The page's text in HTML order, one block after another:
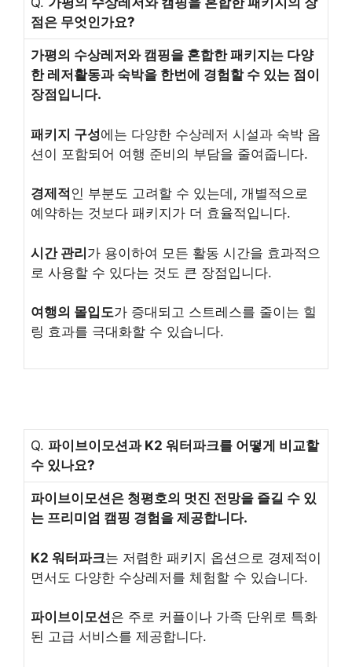
점은 무엇인가요?
가평의 수상레저와 캠핑을 혼합한 패키지는 다양
한 레저활동과 숙박을 한번에 경험할 수 있는 점이
장점입니다.
패키지 구성에는 다양한 수상레저 시설과 숙박 옵
션이 포함되어 여행 준비의 부담을 줄여줍니다.
경제적 인 부분도 고려할 수 있는데, 개별적으로
예약하는 것보다 패키지가 더 효율적입니다.
시간 관리가 용이하여 모든 활동 시간을 효과적으
로 사용할 수 있다는 것도 큰 장점입니다.
여행의 몰입도가 증대되고 스트레스를 줄이는 힐
링 효과를 극대화할 수 있습니다.
Q. 파이브이모션과 K2 워터파크를 어떻게 비교할
수 있나요?
파이브이모션은 청평호의 멋진 전망을 즐길 수 있
는 프리미엄 캠핑 경험을 제공합니다.
K2 워터파크는 저렴한 패키지 옵션으로 경제적이
면서도 다양한 수상레저를 체험할 수 있습니다.
파이브이모션은 주로 커플이나 가족 단위로 특화
된 고급 서비스를 제공합니다.